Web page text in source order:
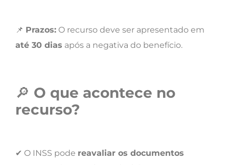
📌 Prazos: O recurso deve ser apresentado em
até 30 dias após a negativa do benefício.
🔎 O que acontece no
recurso?
✔ O INSS pode reavaliar os documentos